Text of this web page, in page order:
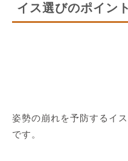
イス選びのポイント
姿勢の崩れを予防するイ
です。